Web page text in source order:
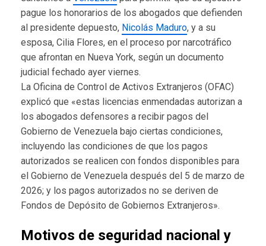
pague los honorarios de los abogados que defienden
al presidente depuesto, Nicolás Maduro, y a su
esposa, Cilia Flores, en el proceso por narcotráfico
que afrontan en Nueva York, según un documento
judicial fechado ayer viernes.
La Oficina de Control de Activos Extranjeros (OFAC)
explicó que «estas licencias enmendadas autorizan a
los abogados defensores a recibir pagos del
Gobierno de Venezuela bajo ciertas condiciones,
incluyendo las condiciones de que los pagos
autorizados se realicen con fondos disponibles para
el Gobierno de Venezuela después del 5 de marzo de
2026; y los pagos autorizados no se deriven de
Fondos de Depósito de Gobiernos Extranjeros».
Motivos de seguridad nacional y